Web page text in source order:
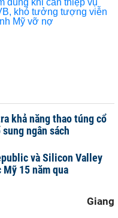
khả năng thao túng cổ
ngân sách
và Silicon Valley
15 năm qua
Giang